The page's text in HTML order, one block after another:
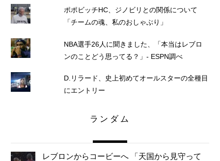
ポポビッチHC、ジノビリとの関係について
「チームの魂、私のおしゃぶり」
NBA選手26人に聞きました、「本当はレブロ
ンのことどう思ってる？」- ESPN調べ
D.リラード、史上初めてオールスターの全種目
にエントリー
ランダム
レブロンからコービーへ 「天国から見守って